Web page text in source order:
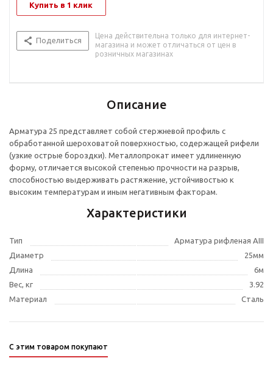
Купить в 1 клик
Поделиться
Цена действительна только для интернет-
магазина и может отличаться от цен в
розничных магазинах
Описание
Арматура 25 представляет собой стержневой профиль с
обработанной шероховатой поверхностью, содержащей рифели
(узкие острые бороздки). Металлопрокат имеет удлиненную
форму, отличается высокой степенью прочности на разрыв,
способностью выдерживать растяжение, устойчивостью к
высоким температурам и иным негативным факторам.
Характеристики
Тип
Арматура рифленая АIII
Диаметр
25мм
Длина
6м
Вес, кг
3.92
Материал
Сталь
С этим товаром покупают